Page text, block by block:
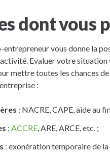
dont vous
vous donne la
Evaluer votre
mettre toutes les chances
:
: NACRE, CAPE, aide au
: ACCRE , ARE, ARCE, etc. ;
: exonération temporaire de la